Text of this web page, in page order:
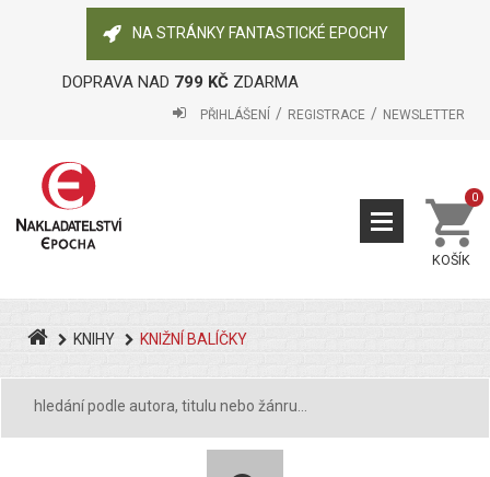
NA STRÁNKY FANTASTICKÉ EPOCHY
DOPRAVA NAD 799 KČZDARMA
PŘIHLÁŠENÍ REGISTRACE NEWSLETTER
KOŠÍK
0
KNIHY KNIŽNÍ BALÍČKY